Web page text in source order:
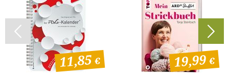
11,85 19,99